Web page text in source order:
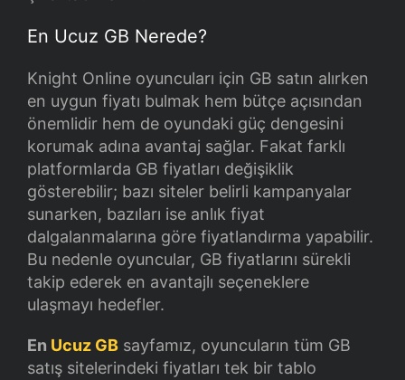
En Ucuz GB Nerede?
Knight Online oyuncuları için GB satın alırken
en uygun fiyatı bulmak hem bütçe açısından
önemlidir hem de oyundaki güç dengesini
korumak adına avantaj sağlar. Fakat farklı
platformlarda GB fiyatları değişiklik
gösterebilir; bazı siteler belirli kampanyalar
sunarken, bazıları ise anlık fiyat
dalgalanmalarına göre fiyatlandırma yapabilir.
Bu nedenle oyuncular, GB fiyatlarını sürekli
takip ederek en avantajlı seçeneklere
ulaşmayı hedefler.
En Ucuz GB sayfamız, oyuncuların tüm GB
satış sitelerindeki fiyatları tek bir tablo